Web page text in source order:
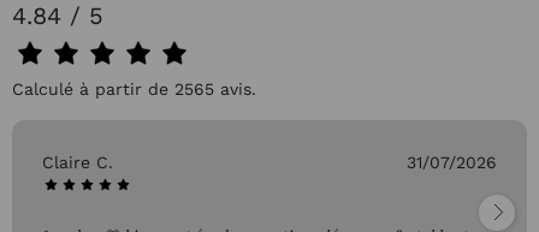
4.84 / 5
Calculé à partir de 2565 avis.
Claire C. 31/07/2026